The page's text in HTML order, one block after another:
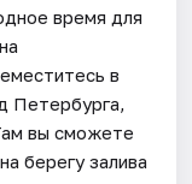
время для
в
Петербурга,
вы сможете
берегу залива